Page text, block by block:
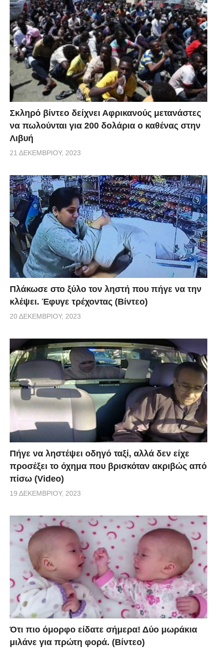
Σκληρό βίντεο δείχνει Αφρικανούς μετανάστες
να πωλούνται για 200 δολάρια ο καθένας στην
Λιβυή
21 ΔΕΚΕΜΒΡΊΟΥ, 2023
Πλάκωσε στο ξύλο τον ληστή που πήγε να την
κλέψει. Έφυγε τρέχοντας (Βίντεο)
20 ΔΕΚΕΜΒΡΊΟΥ, 2023
Πήγε να ληστέψει οδηγό ταξί, αλλά δεν είχε
προσέξει το όχημα που βρισκόταν ακριβώς από
πίσω (Video)
19 ΔΕΚΕΜΒΡΊΟΥ, 2023
Ότι πιο όμορφο είδατε σήμερα! Δύο μωράκια
μιλάνε για πρώτη φορά. (Βίντεο)